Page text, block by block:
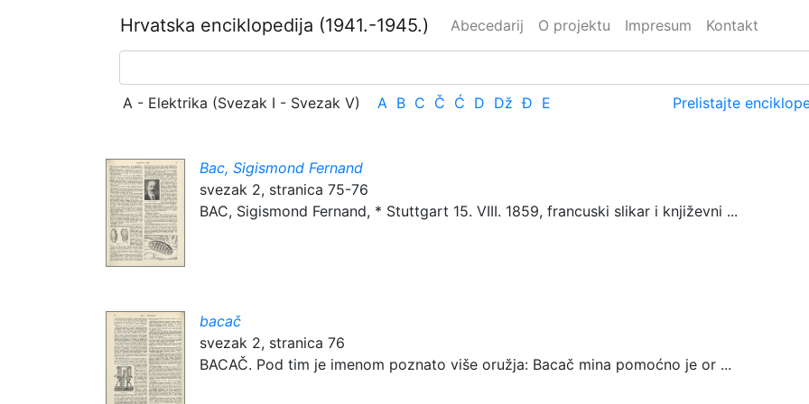
Hrvatska enciklopedija (1941.-1945.) Abecedarij O projektu Impresum Kontakt
A - Elektrika (Svezak I - Svezak V) A B C Č Ć D Dž Đ E Prelistajte
Bac, Sigismond Fernand
svezak 2, stranica 75-76
BAC, Sigismond Fernand, * Stuttgart 15. VIII. 1859, francuski slikar i književni ...
bacač
svezak 2, stranica 76
BACAČ. Pod tim je imenom poznato više oružja: Bacač mina pomoćno je or ...